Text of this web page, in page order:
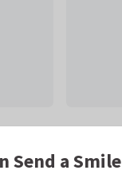
deiner Karte
Send a Smile